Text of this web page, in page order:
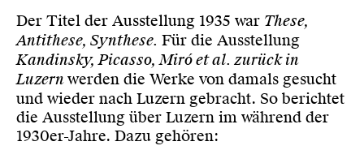
Der Titel der Ausstellung 1935 war These,
Antithese, Synthese. Für die Ausstellung
Kandinsky, Picasso, Miró et al. zurück in
Luzernwerden die Werke von damals gesucht
und wieder nach Luzern gebracht. So berichtet
die Ausstellung über Luzern im während der
1930er-Jahre. Dazu gehören: